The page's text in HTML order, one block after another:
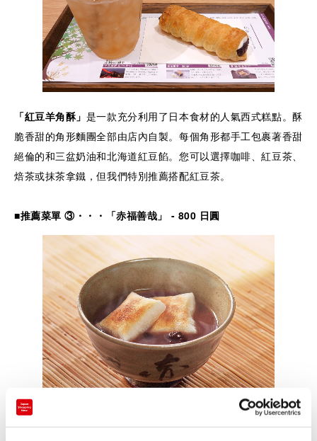
「紅豆羊角酥」 是一款充分利用了日本食材的人氣西式糕點。酥
脆香甜的角形麵團全部由店內自製。每個角形都手工包裹著香甜
絕倫的和三盆奶油和北海道紅豆餡。您可以選擇咖啡、紅豆茶、
焙茶或抹茶拿鐵，但我們特別推薦搭配紅豆茶。
■推薦菜單 ③・ ・ ・「赤福善哉 」 - 800 日圓